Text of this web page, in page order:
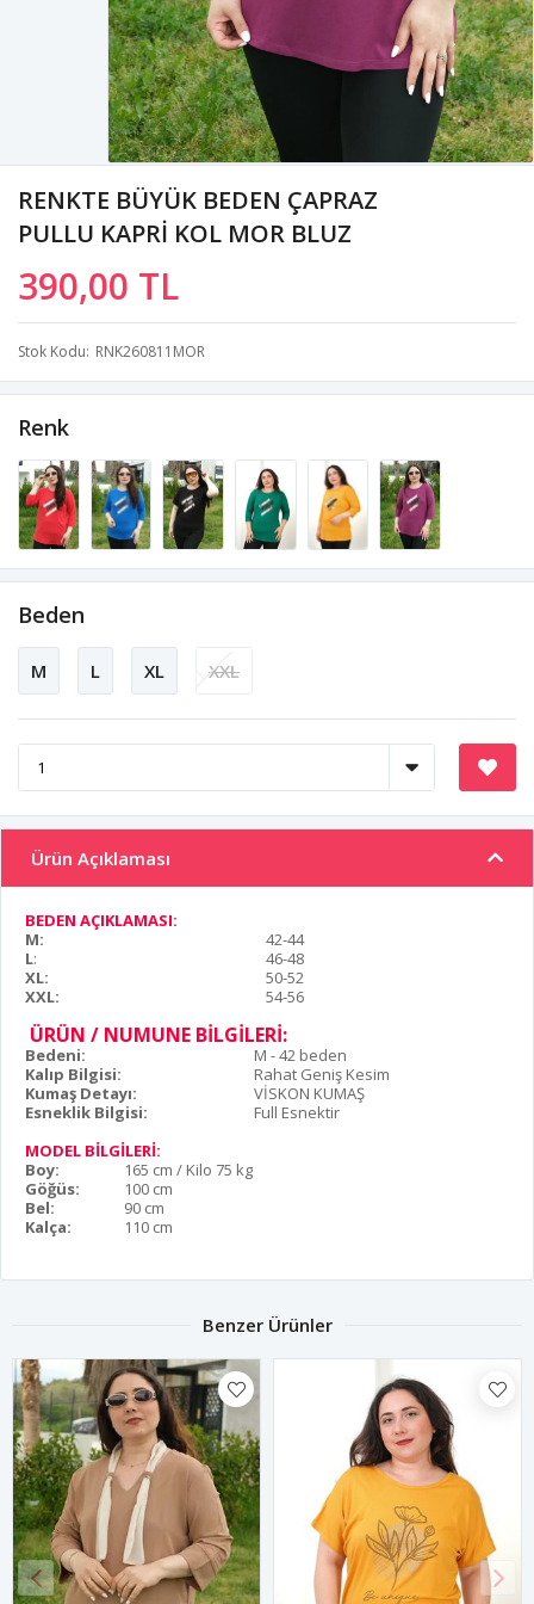
RENKTE BÜYÜK BEDEN ÇAPRAZ
PULLU KAPRİ KOL MOR BLUZ
390,00 TL
Stok Kodu RNK260811MOR
Renk
Beden
M L XL XXL
Ürün Açıklaması
BEDEN AÇIKLAMASI:
M:
42-44
L:
46-48
XL:
50-52
XXL:
54-56
ÜRÜN / NUMUNE BİLGİLERİ:
Bedeni:
M - 42 beden
Kalıp Bilgisi:
Rahat Geniş Kesim
Kumaş Detayı:
VİSKON KUMAŞ
Esneklik Bilgisi:
Full Esnektir
MODEL BİLGİLERİ:
Boy:
165 cm / Kilo 75 kg
Göğüs:
100 cm
Bel:
90 cm
Kalça:
110 cm
Benzer Ürünler